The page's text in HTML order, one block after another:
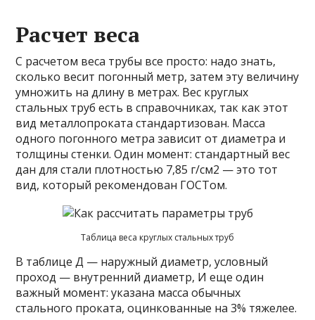
Расчет веса
С расчетом веса трубы все просто: надо знать,
сколько весит погонный метр, затем эту величину
умножить на длину в метрах. Вес круглых
стальных труб есть в справочниках, так как этот
вид металлопроката стандартизован. Масса
одного погонного метра зависит от диаметра и
толщины стенки. Один момент: стандартный вес
дан для стали плотностью 7,85 г/см2 — это тот
вид, который рекомендован ГОСТом.
Таблица веса круглых стальных труб
В таблице Д — наружный диаметр, условный
проход — внутренний диаметр, И еще один
важный момент: указана масса обычных
стального проката, оцинкованные на 3% тяжелее.